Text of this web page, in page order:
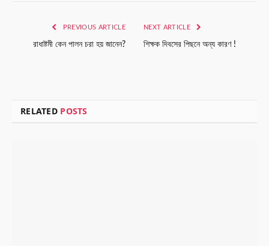
PREVIOUS ARTICLE
রাধাষ্টমী কেন পালন চরা হয় জানেন?
NEXT ARTICLE
শিক্ষক দিবসের পিছনে অন্য কারণ !
RELATED POSTS